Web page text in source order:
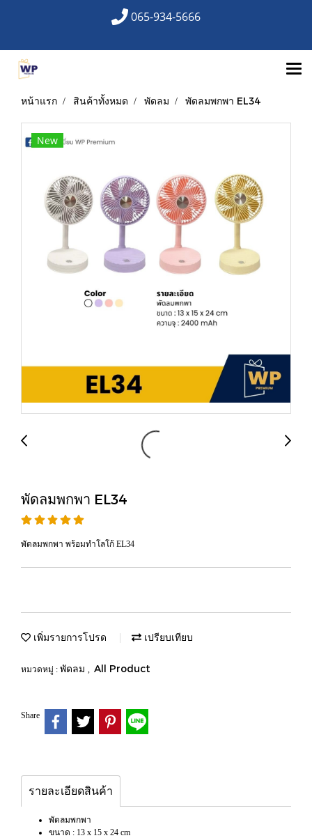
065-934-5666
หน้าแรก สินค้าทั้งหมด พัดลม พัดลมพกพา EL34
New
พัดลมพกพา EL34
พัดลมพกพา พร้อมทำโลโก้ EL34
เพิ่มรายการโปรด เปรียบเทียบ
หมวดหมู่ : พัดลม , All Product
Share
รายละเอียดสินค้า
พัดลมพกพา
ขนาด : 13 x 15 x 24 cm